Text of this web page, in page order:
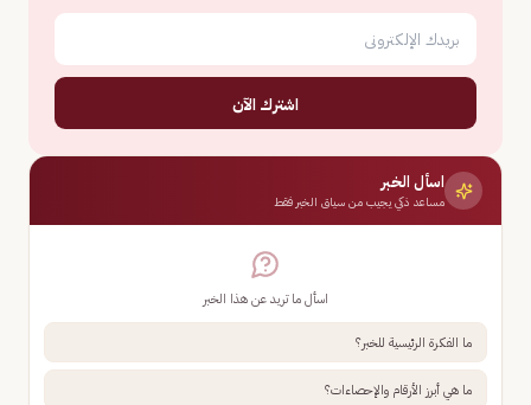
اشترك الآن
اسأل الخبر
مساعد ذكي يجيب من سياق الخبر فقط
اسأل ما تريد عن هذا الخبر
ما الفكرة الرئيسية للخبر؟
ما هي أبرز الأرقام والإحصاءات؟